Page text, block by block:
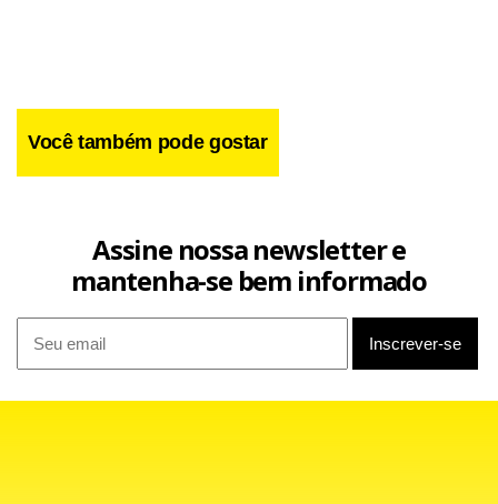
Você também pode gostar
Assine nossa newsletter e
mantenha-se bem informado